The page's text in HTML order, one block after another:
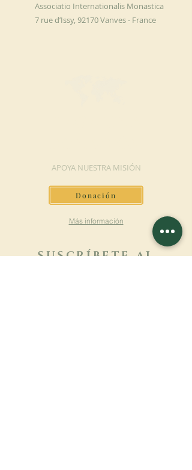
Associatio Internationalis Monastica
7 rue d’Issy, 92170 Vanves - France
APOYA NUESTRA MISIÓN
Donación
Más información
SUSCRÍBETE AL